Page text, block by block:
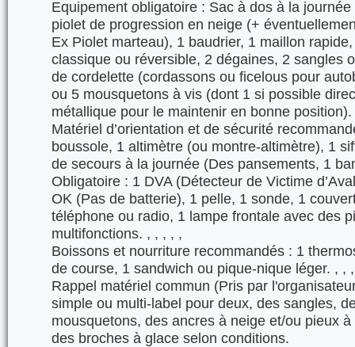
Equipement obligatoire : Sac à dos à la
piolet de progression en neige (+
Ex Piolet marteau), 1 baudrier, 1 maillon
classique ou réversible, 2 dégaines, 2 sangles
de cordelette (cordassons ou ficelous pour
ou 5 mousquetons à vis (dont 1 si possible
métallique pour le maintenir en bonne
Matériel d’orientation et de sécurité
boussole, 1 altimètre (ou montre-altimètre), 1
de secours à la journée (Des pansements, 1
Obligatoire : 1 DVA (Détecteur de Victime
OK (Pas de batterie), 1 pelle, 1 sonde, 1
téléphone ou radio, 1 lampe frontale avec des
multifonctions. , , , , ,
Boissons et nourriture recommandés : 1
de course, 1 sandwich ou pique-nique léger. , ,
Rappel matériel commun (Pris par
simple ou multi-label pour deux, des sangles,
mousquetons, des ancres à neige et/ou pieux
des broches à glace selon conditions.